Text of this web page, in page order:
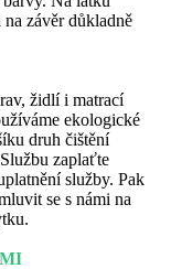
závěr důkladně
židlí i matrací
ekologické
druh čištění
zaplaťte
služby. Pak
se s námi na